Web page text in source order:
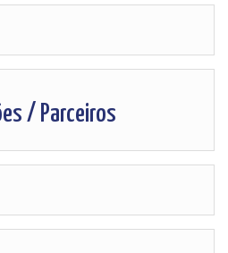
/ Parceiros